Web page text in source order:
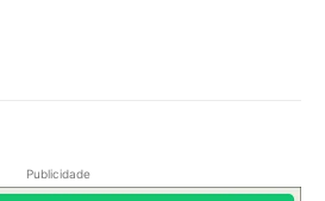
Publicidade